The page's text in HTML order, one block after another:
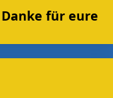
für eure